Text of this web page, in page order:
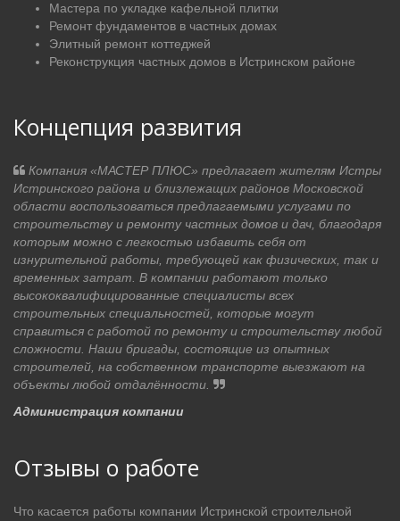
Мастера по укладке кафельной плитки
Ремонт фундаментов в частных домах
Элитный ремонт коттеджей
Реконструкция частных домов в Истринском районе
Концепция развития
Компания «МАСТЕР ПЛЮС» предлагает жителям Истры
Истринского района и близлежащих районов Московской
области воспользоваться предлагаемыми услугами по
строительству и ремонту частных домов и дач, благодаря
которым можно с легкостью избавить себя от
изнурительной работы, требующей как физических, так и
временных затрат. В компании работают только
высококвалифицированные специалисты всех
строительных специальностей, которые могут
справиться с работой по ремонту и строительству любой
сложности. Наши бригады, состоящие из опытных
строителей, на собственном транспорте выезжают на
объекты любой отдалённости.
Администрация компании
Отзывы о работе
Что касается работы компании Истринской строительной